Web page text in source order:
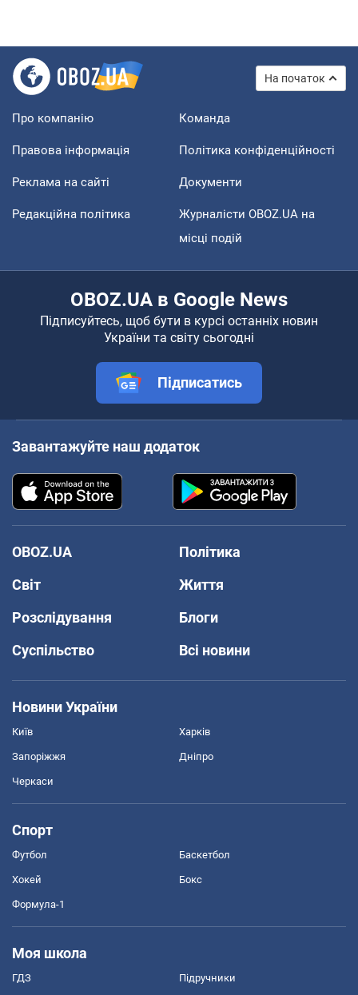
На початок
Про компанію Команда
Правова інформація Політика конфіденційності
Реклама на сайті Документи
Редакційна політика
Журналісти OBOZ.UA на
місці подій
OBOZ.UA в Google News
Підписуйтесь, щоб бути в курсі останніх новин
України та світу сьогодні
Підписатись
Завантажуйте наш додаток
OBOZ.UA
Політика
Світ
Життя
Розслідування
Блоги
Суспільство
Всі новини
Новини України
Київ Харків
Запоріжжя Дніпро
Черкаси
Спорт
Футбол Баскетбол
Хокей Бокс
Формула-1
Моя школа
ГДЗ Підручники